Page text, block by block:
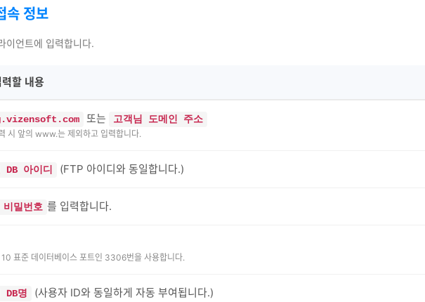
속 정보
이언트에 입력합니다.
할 내용
또는 고객님 도메인 주소
시 앞의 www.는 제외하고 입력합니다.
DB 아이디 (FTP 아이디와 동일합니다.)
밀번호 를 입력합니다.
표준 데이터베이스 포트인 3306번을 사용합니다.
DB명 (사용자 ID와 동일하게 자동 부여됩니다.)